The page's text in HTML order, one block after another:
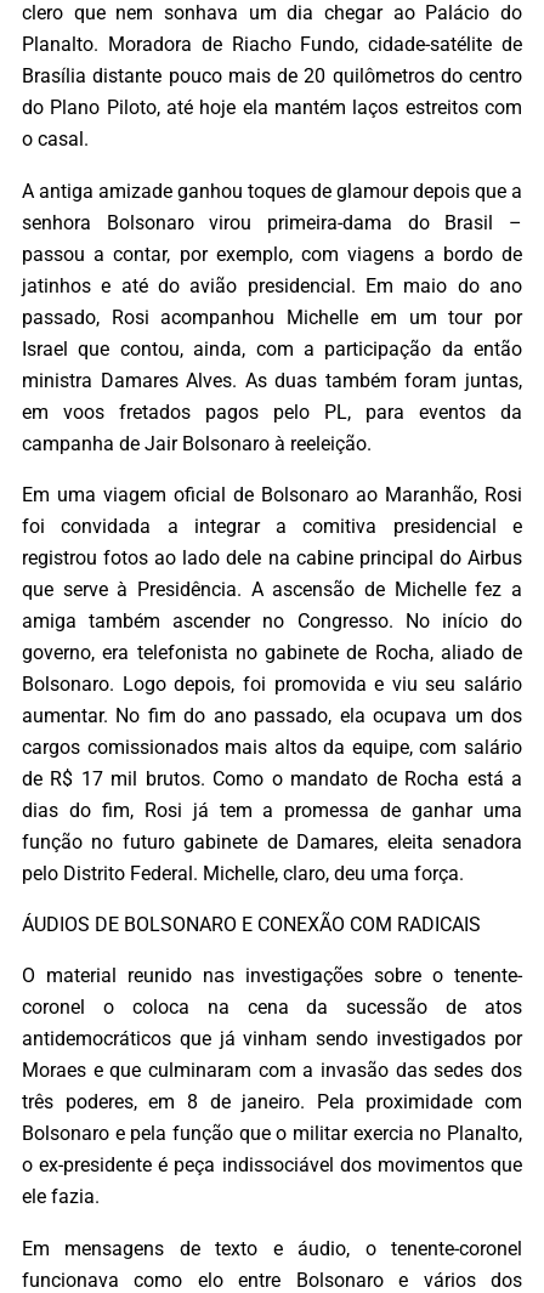
clero que nem sonhava um dia chegar ao Palácio do
Planalto. Moradora de Riacho Fundo, cidade-satélite de
Brasília distante pouco mais de 20 quilômetros do centro
do Plano Piloto, até hoje ela mantém laços estreitos com
o casal.
A antiga amizade ganhou toques de glamour depois que a
senhora Bolsonaro virou primeira-dama do Brasil –
passou a contar, por exemplo, com viagens a bordo de
jatinhos e até do avião presidencial. Em maio do ano
passado, Rosi acompanhou Michelle em um tour por
Israel que contou, ainda, com a participação da então
ministra Damares Alves. As duas também foram juntas,
em voos fretados pagos pelo PL, para eventos da
campanha de Jair Bolsonaro à reeleição.
Em uma viagem oficial de Bolsonaro ao Maranhão, Rosi
foi convidada a integrar a comitiva presidencial e
registrou fotos ao lado dele na cabine principal do Airbus
que serve à Presidência. A ascensão de Michelle fez a
amiga também ascender no Congresso. No início do
governo, era telefonista no gabinete de Rocha, aliado de
Bolsonaro. Logo depois, foi promovida e viu seu salário
aumentar. No fim do ano passado, ela ocupava um dos
cargos comissionados mais altos da equipe, com salário
de R$ 17 mil brutos. Como o mandato de Rocha está a
dias do fim, Rosi já tem a promessa de ganhar uma
função no futuro gabinete de Damares, eleita senadora
pelo Distrito Federal. Michelle, claro, deu uma força.
ÁUDIOS DE BOLSONARO E CONEXÃO COM RADICAIS
O material reunido nas investigações sobre o tenente-
coronel o coloca na cena da sucessão de atos
antidemocráticos que já vinham sendo investigados por
Moraes e que culminaram com a invasão das sedes dos
três poderes, em 8 de janeiro. Pela proximidade com
Bolsonaro e pela função que o militar exercia no Planalto,
o ex-presidente é peça indissociável dos movimentos que
ele fazia.
Em mensagens de texto e áudio, o tenente-coronel
funcionava como elo entre Bolsonaro e vários dos